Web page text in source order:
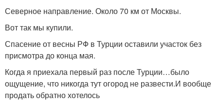
Северное направление. Около 70 км от Москвы.
Вот так мы купили.
Спасение от весны РФ в Турции оставили участок без
присмотра до конца мая.
Когда я приехала первый раз после Турции…было
ощущение, что никогда тут огород не развести.И вообще
продать обратно хотелось